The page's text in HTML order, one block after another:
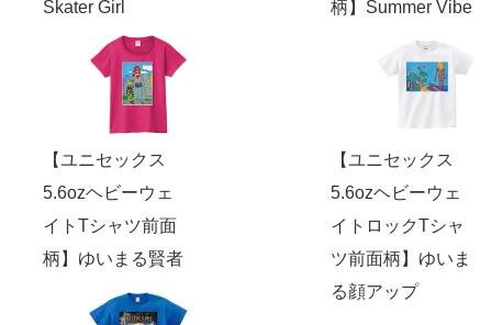
Skater Girl 柄】Summer Vibe
【ユニセックス
5.6ozヘビーウェ
イトTシャツ前面
柄】ゆいまる賢者
【ユニセックス
5.6ozヘビーウェ
イトロックTシャ
ツ前面柄】ゆいま
る顔アップ